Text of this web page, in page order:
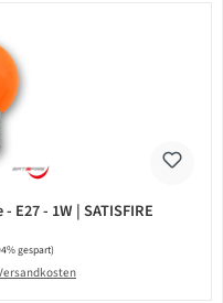
E27 - 1W | SATISFIRE
gespart)